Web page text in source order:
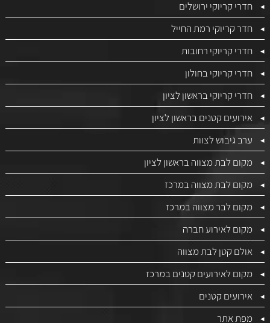
חדרי קריוקי ירושלים
חדר קריוקי רמת החייל
חדרי קריוקי רחובות
חדרי קריוקי בחולון
חדרי קריוקי בראשון לציון
אירועים קטנים בראשון לציון
ערב גיבוש לצוות
מקום לבת מצווה בראשון לציון
מקום לבת מצווה במרכז
מקום לבר מצווה במרכז
מקום לאירוע חברה
אולם קטן לבת מצווה
מקום לאירועים קטנים במרכז
אירועים קטנים
מפת אתר